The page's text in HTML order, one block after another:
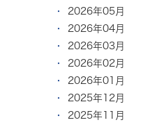
2026年05月
2026年04月
2026年03月
2026年02月
2026年01月
2025年12月
2025年11月